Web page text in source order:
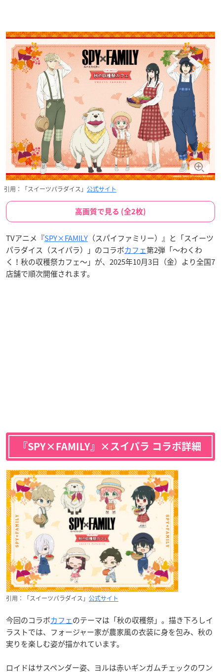
引用：「スイーツパラダイス」 公式サイト
高画質で見る (全2枚)
TVアニメ『SPY×FAMILY （スパイファミリー）』と「スイーツ
パラダイス（スイパラ）」のコラボカフェ第2弾「～わくわ
く！秋の収穫祭カフェ～」が、2025年10月3日（金）より全国7
店舗で順次開催されます。
『SPY×FAMILY』×スイパラ コラボ詳細
引用：「スイーツパラダイス」 公式サイト
今回のコラボカフェのテーマは「秋の収穫祭」。描き下ろしイ
ラストでは、フォージャー家が農家風の衣装に身を包み、秋の
実りを楽しむ姿が描かれています。
ロイドはサスペンダー姿、ヨルは赤いギンガムチェックのワン